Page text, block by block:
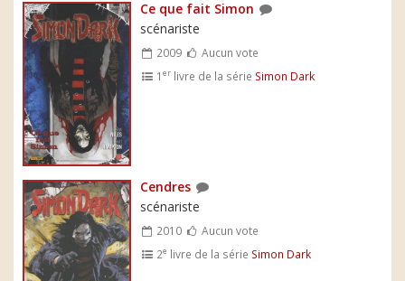
Ce que fait Simon
scénariste
2009
Aucun vote
1er livre de la série Simon Dark
Cendres
scénariste
2010
Aucun vote
2e livre de la série Simon Dark